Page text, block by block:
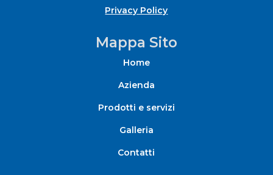
Privacy Policy
Mappa Sito
Home
Azienda
Prodotti e servizi
Galleria
Contatti